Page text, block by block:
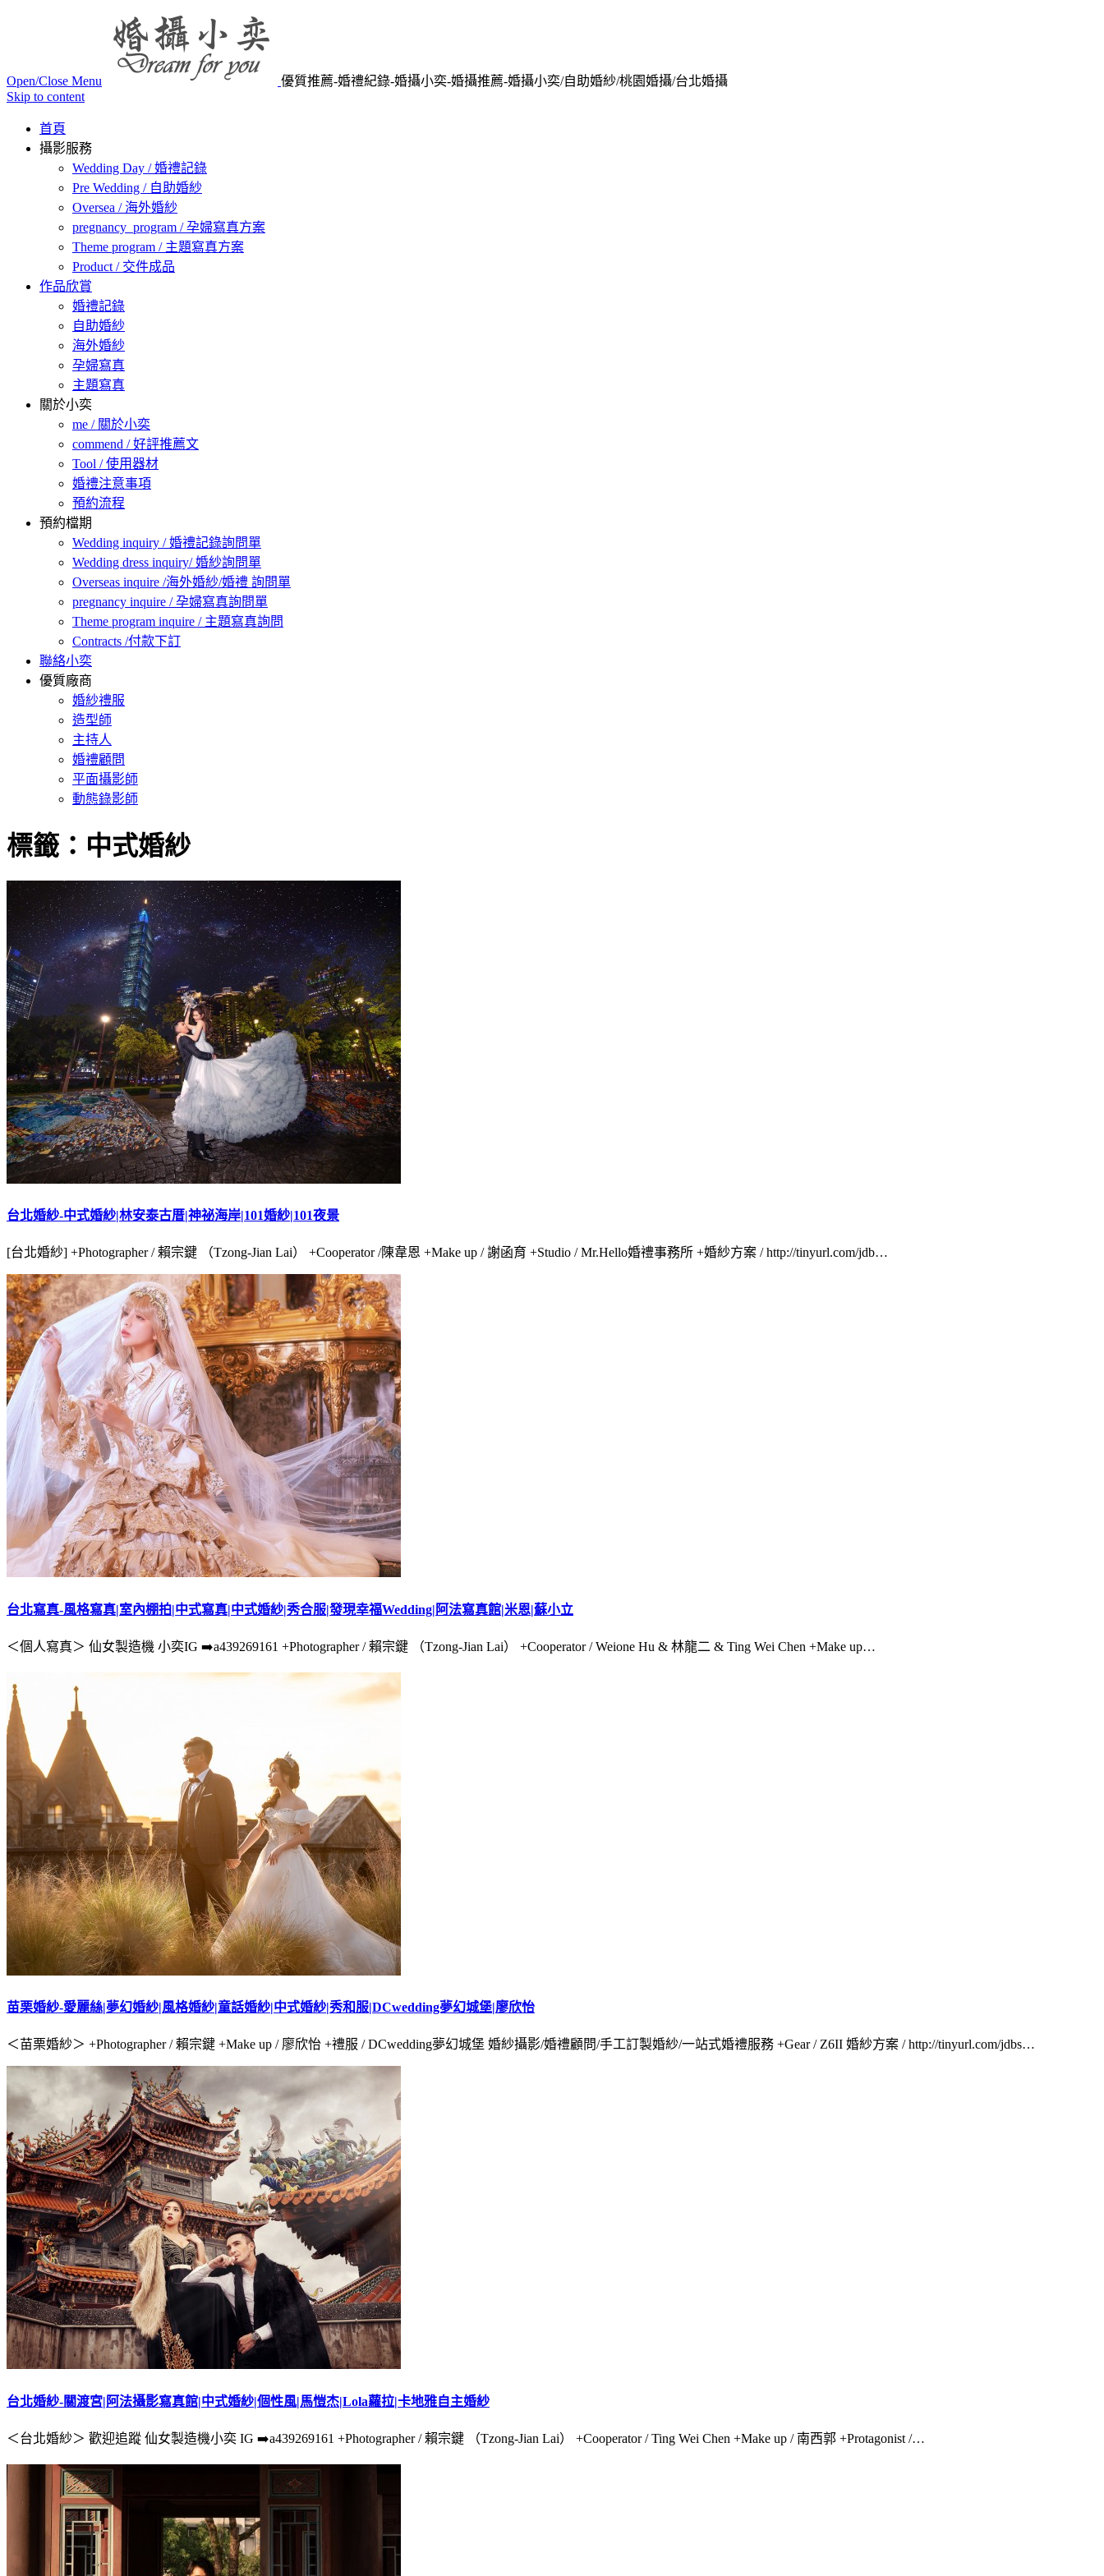
Open/Close Menu
優質推薦-婚禮紀錄-婚攝小奕-婚攝推薦-婚攝小奕/自助婚紗/桃園婚攝/台北婚攝
Skip to content
首頁
攝影服務
Wedding Day / 婚禮記錄
Pre Wedding / 自助婚紗
Oversea / 海外婚紗
pregnancy_program / 孕婦寫真方案
Theme program / 主題寫真方案
Product / 交件成品
作品欣賞
婚禮記錄
自助婚紗
海外婚紗
孕婦寫真
主題寫真
關於小奕
me / 關於小奕
commend / 好評推薦文
Tool / 使用器材
婚禮注意事項
預約流程
預約檔期
Wedding inquiry / 婚禮記錄詢問單
Wedding dress inquiry/ 婚紗詢問單
Overseas inquire /海外婚紗/婚禮 詢問單
pregnancy inquire / 孕婦寫真詢問單
Theme program inquire / 主題寫真詢問
Contracts /付款下訂
聯絡小奕
優質廠商
婚紗禮服
造型師
主持人
婚禮顧問
平面攝影師
動態錄影師
標籤：中式婚紗
台北婚紗-中式婚紗|林安泰古厝|神祕海岸|101婚紗|101夜景
[台北婚紗] +Photographer / 賴宗鍵 （Tzong-Jian Lai） +Cooperator /陳韋恩 +Make up / 謝函育 +Studio / Mr.Hello婚禮事務所 +婚紗方案 / http://tinyurl.com/jdb…
台北寫真-風格寫真|室內棚拍|中式寫真|中式婚紗|秀合服|發現幸福Wedding|阿法寫真館|米恩|蘇小立
＜個人寫真＞ 仙女製造機 小奕IG ➡️a439269161 +Photographer / 賴宗鍵 （Tzong-Jian Lai） +Cooperator / Weione Hu & 林龍二 & Ting Wei Chen +Make up…
苗栗婚紗-愛麗絲|夢幻婚紗|風格婚紗|童話婚紗|中式婚紗|秀和服|DCwedding夢幻城堡|廖欣怡
＜苗栗婚紗＞ +Photographer / 賴宗鍵 +Make up / 廖欣怡 +禮服 / DCwedding夢幻城堡 婚紗攝影/婚禮顧問/手工訂製婚紗/一站式婚禮服務 +Gear / Z6II 婚紗方案 / http://tinyurl.com/jdbs…
台北婚紗-關渡宮|阿法攝影寫真館|中式婚紗|個性風|馬愷杰|Lola蘿拉|卡地雅自主婚紗
＜台北婚紗＞ 歡迎追蹤 仙女製造機小奕 IG ➡️a439269161 +Photographer / 賴宗鍵 （Tzong-Jian Lai） +Cooperator / Ting Wei Chen +Make up / 南西郭 +Protagonist /…